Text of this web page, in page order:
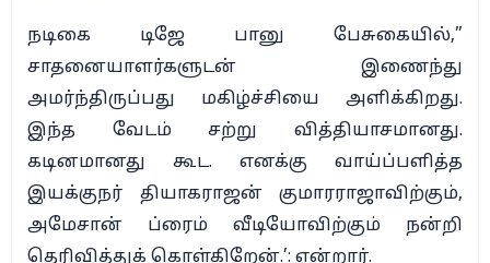
நடிகை டிஜே பானு பேசுகையில்,”
சாதனையாளர்களுடன் இணைந்து
அமர்ந்திருப்பது மகிழ்ச்சியை அளிக்கிறது.
இந்த வேடம் சற்று வித்தியாசமானது.
கடினமானது கூட. எனக்கு வாய்ப்பளித்த
இயக்குநர் தியாகராஜன் குமாரராஜாவிற்கும்,
அமேசான் ப்ரைம் வீடியோவிற்கும் நன்றி
தெரிவித்துக் கொள்கிறேன்.’: என்றார்.